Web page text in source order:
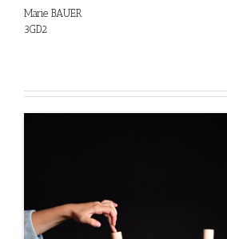
Marie BAUER
3GD2